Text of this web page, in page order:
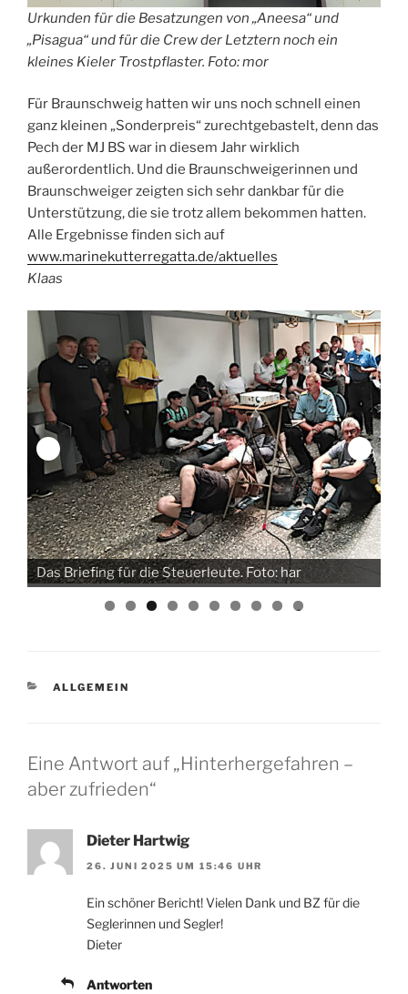
Urkunden für die Besatzungen von „Aneesa“ und
„Pisagua“ und für die Crew der Letztern noch ein
kleines Kieler Trostpflaster. Foto: mor
Für Braunschweig hatten wir uns noch schnell einen
ganz kleinen „Sonderpreis“ zurechtgebastelt, denn das
Pech der MJ BS war in diesem Jahr wirklich
außerordentlich. Und die Braunschweigerinnen und
Braunschweiger zeigten sich sehr dankbar für die
Unterstützung, die sie trotz allem bekommen hatten.
Alle Ergebnisse finden sich auf
www.marinekutterregatta.de/aktuelles
Klaas
Das Briefing für die Steuerleute. Foto: har
0
KATEGORIEN
ALLGEMEIN
Eine Antwort auf „Hinterhergefahren –
aber zufrieden“
Dieter Hartwig
26. JUNI 2025 UM 15:46 UHR
Ein schöner Bericht! Vielen Dank und BZ für die
Seglerinnen und Segler!
Dieter
Antworten